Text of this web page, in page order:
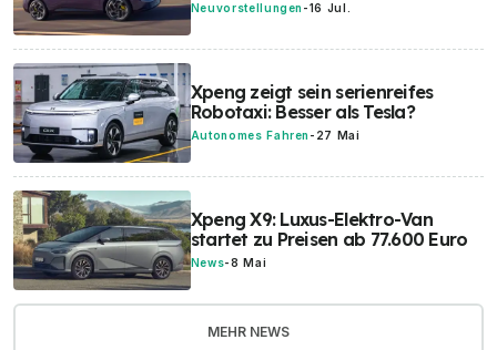
Neuvorstellungen -16 Jul.
Xpeng zeigt sein serienreifes
Robotaxi: Besser als Tesla?
Autonomes Fahren - 27 Mai
Xpeng X9: Luxus-Elektro-Van
startet zu Preisen ab 77.600 Euro
News-8 Mai
MEHR NEWS